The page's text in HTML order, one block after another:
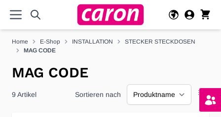
Home E-Shop INSTALLATION
STECKER STECKDOSEN
MAG CODE
MAG CODE
9 Artikel Sortieren nach